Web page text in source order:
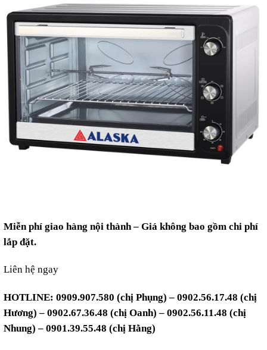
Miễn phí giao hàng nội thành – Giá không bao gồm chi phí
lắp đặt.
Liên hệ ngay
HOTLINE: 0909.907.580 (chị Phụng) – 0902.56.17.48 (chị
Hương) – 0902.67.36.48 (chị Oanh) – 0902.56.11.48 (chị
Nhung) – 0901.39.55.48 (chị Hằng)